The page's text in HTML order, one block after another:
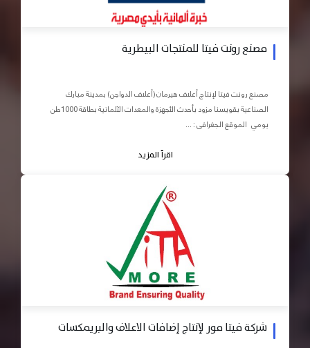
مصنع رونت فيتا للمنتجات البيطرية
مصنع رونت فيتا لإنتاج أعلاف هيرمان (أعلاف الدواجن) بمدينة مبارك
الصناعية بقويسنا مزود بأحدث الأجهزة والمعدات الآلمانية بطاقة 1000طن
يومي الموقع الجغرافى : ...
اقرأ المزيد
شركة فيتا مور لإنتاج إضافات الاعلاف والبريمكسات